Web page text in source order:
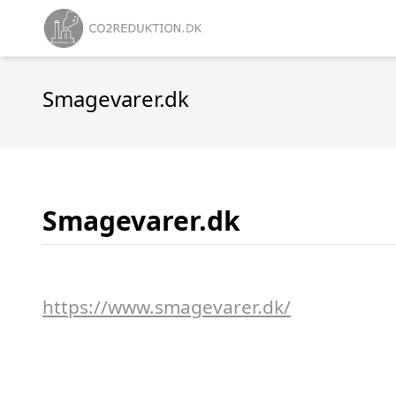
Smagevarer.dk
Smagevarer.dk
https://www.smagevarer.dk/